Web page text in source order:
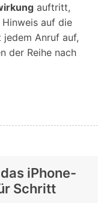
auftritt,
auf die
Anruf auf,
der Reihe nach
iPhone-
Schritt